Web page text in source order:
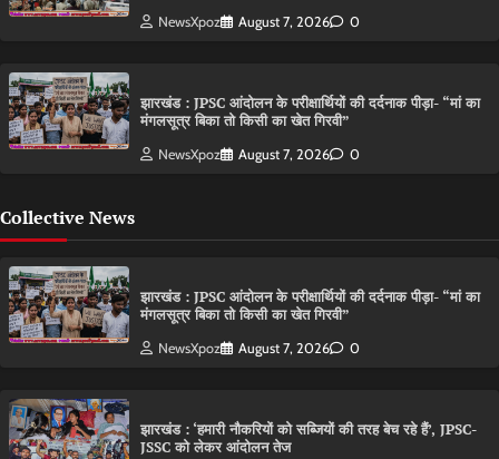
NewsXpoz August 7, 2026 0
झारखंड : JPSC आंदोलन के परीक्षार्थियों की दर्दनाक पीड़ा- “मां का
मंगलसूत्र बिका तो किसी का खेत गिरवी”
NewsXpoz August 7, 2026 0
Collective News
झारखंड : JPSC आंदोलन के परीक्षार्थियों की दर्दनाक पीड़ा- “मां का
मंगलसूत्र बिका तो किसी का खेत गिरवी”
NewsXpoz August 7, 2026 0
झारखंड : ‘हमारी नौकरियों को सब्जियों की तरह बेच रहे हैं’, JPSC-
JSSC को लेकर आंदोलन तेज